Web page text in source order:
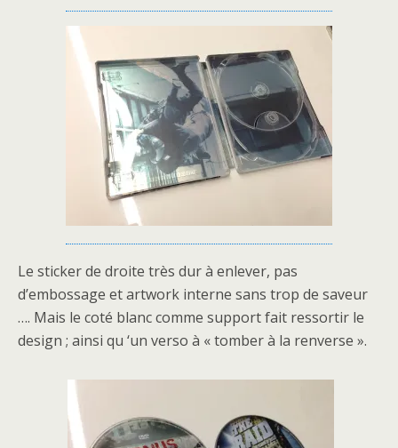
Le sticker de droite très dur à enlever, pas
d’embossage et artwork interne sans trop de saveur
…. Mais le coté blanc comme support fait ressortir le
design ; ainsi qu ‘un verso à « tomber à la renverse ».